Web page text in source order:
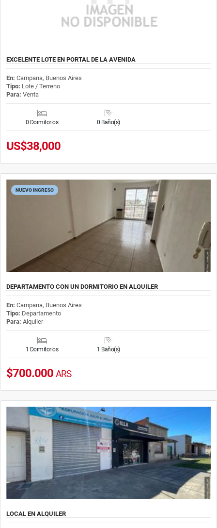
EXCELENTE LOTE EN PORTAL DE LA AVENIDA
En: Campana, Buenos Aires
Tipo: Lote / Terreno
Para: Venta
0 Dormitorios 0 Baño(s)
US$38,000
NUEVO INGRESO
DEPARTAMENTO CON UN DORMITORIO EN ALQUILER
En: Campana, Buenos Aires
Tipo: Departamento
Para: Alquiler
1 Dormitorios 1 Baño(s)
$700.000 ARS
LOCAL EN ALQUILER